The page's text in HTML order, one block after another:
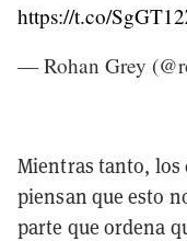
https://t.co/
— Rohan Grey
Mientras tanto, los
piensan que esto
parte que ordena